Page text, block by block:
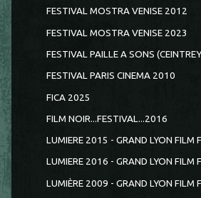
FESTIVAL MOSTRA VENISE 2012
FESTIVAL MOSTRA VENISE 2023
FESTIVAL PAILLE A SONS
FESTIVAL PARIS CINEMA 2010
FICA 2025
FILM NOIR...FESTIVAL...2016
LUMIERE 2015 - GRAND LYON FILM
LUMIERE 2016 - GRAND LYON FILM
LUMIÈRE 2009 - GRAND LYON FILM